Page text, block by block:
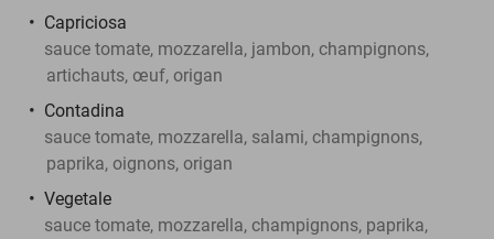
Capriciosa
sauce tomate, mozzarella, jambon, champignons,
artichauts, œuf, origan
Contadina
sauce tomate, mozzarella, salami, champignons,
paprika, oignons, origan
Vegetale
sauce tomate, mozzarella, champignons, paprika,